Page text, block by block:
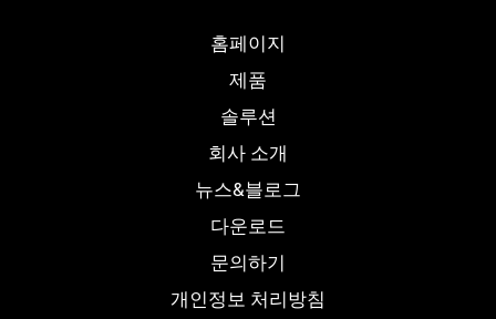
홈페이지
제품
솔루션
회사 소개
뉴스&블로그
다운로드
문의하기
개인정보 처리방침